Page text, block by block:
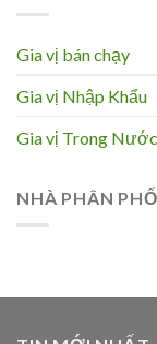
Gia vị bán chạy
Gia vị Nhập Khẩu
Gia vị Trong Nước
NHÀ PHÂN